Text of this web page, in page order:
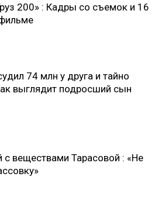
200» : Кадры со съемок и 16
74 млн у друга и тайно
выглядит подросший сын
веществами Тарасовой : «Не